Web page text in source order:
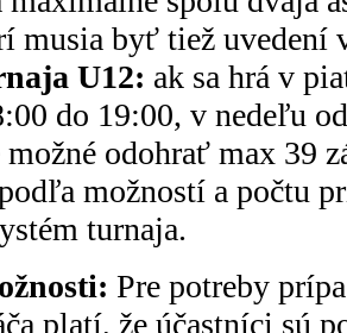
musia byť tiež uvedení
U12: ak sa hrá v
do 19:00, v nedeľu
odohrať max 39
možností a počtu
turnaja.
Pre potreby
platí, že účastníci sú